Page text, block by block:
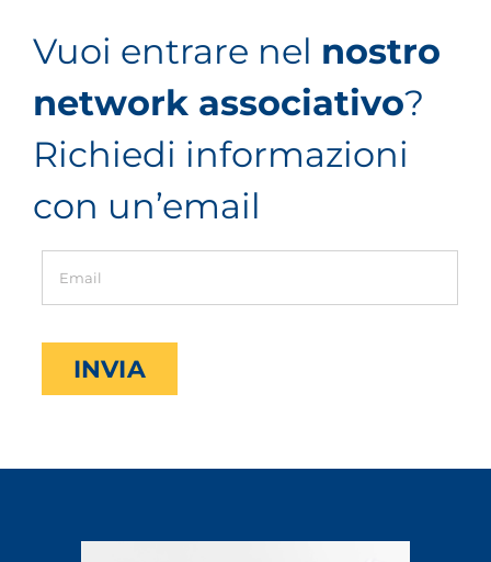
Vuoi entrare nel nostro
network associativo?
Richiedi informazioni
con un’email